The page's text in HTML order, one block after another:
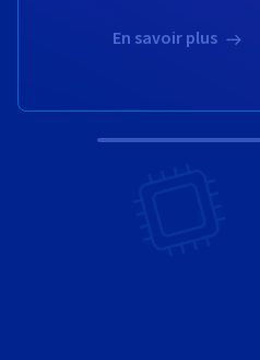
En savoir plus